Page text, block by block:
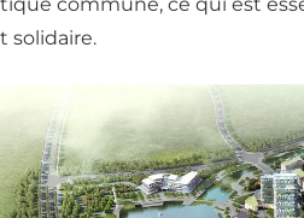
commune, ce qui est
solidaire.